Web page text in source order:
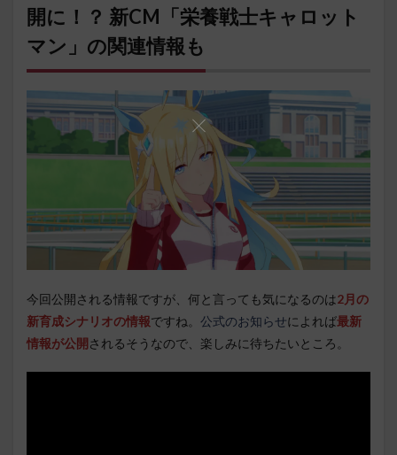
開に！？ 新CM「栄養戦士キャロット
マン」の関連情報も
今回公開される情報ですが、何と言っても気になるのは2月の
新育成シナリオの情報ですね。 公式のお知らせによれば最新
情報が公開されるそうなので、楽しみに待ちたいところ。